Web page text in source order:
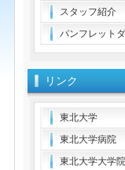
スタッフ紹介
パンフレット
リンク
東北大学
東北大学病院
東北大学大学